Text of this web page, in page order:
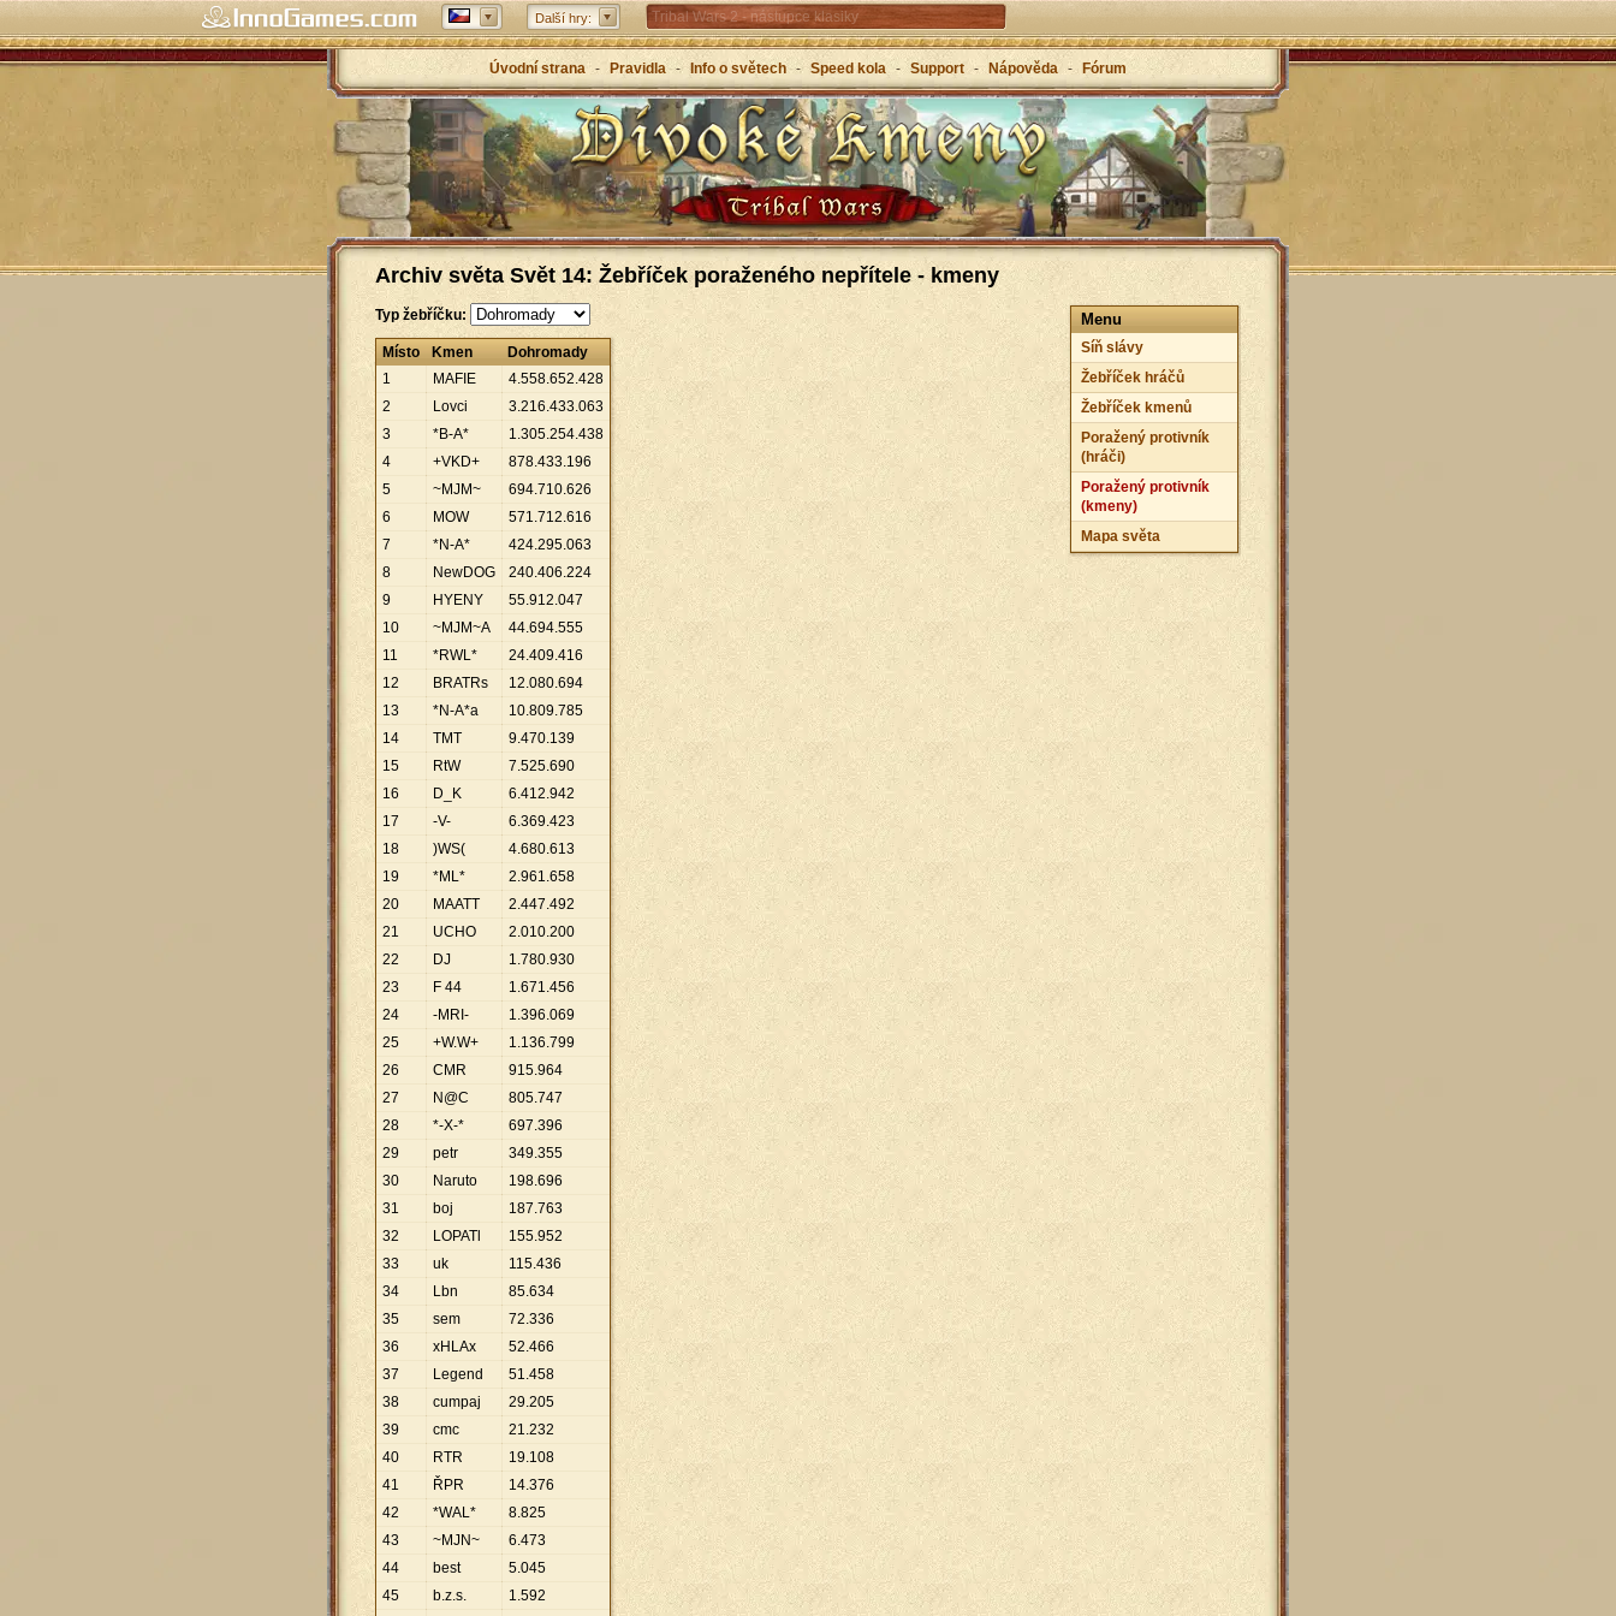
Další hry: Tribal Wars 2 - nástupce klasiky
Forge of Empires – strategicky napříč věky
Grepolis – vybuduj svou říši v antickém Řecku
Úvodní strana - Pravidla - Info o světech - Speed kola - Support - Nápověda - Fórum
Archiv světa Svět 14: Žebříček poraženého nepřítele - kmeny
Menu
Síň slávy
Žebříček hráčů
Žebříček kmenů
Poražený protivník
(hráči)
Poražený protivník
(kmeny)
Mapa světa
Typ žebříčku:
Místo Kmen
Dohromady
1
MAFIE 4.558.652.428
2
Lovci 3.216.433.063
3
*B-A* 1.305.254.438
4
+VKD+ 878.433.196
5
~MJM~ 694.710.626
6
MOW 571.712.616
7
*N-A* 424.295.063
8
NewDOG 240.406.224
9
HYENY 55.912.047
10
~MJM~A 44.694.555
11
*RWL* 24.409.416
12
BRATRs 12.080.694
13
*N-A*a 10.809.785
14
TMT 9.470.139
15
RtW 7.525.690
16
D_K 6.412.942
17
-V- 6.369.423
18
)WS( 4.680.613
19
*ML* 2.961.658
20
MAATT 2.447.492
21
UCHO 2.010.200
22
DJ 1.780.930
23
F 44 1.671.456
24
-MRI- 1.396.069
25
+W.W+ 1.136.799
26
CMR 915.964
27
N@C 805.747
28
*-X-* 697.396
29
petr 349.355
30
Naruto 198.696
31
boj 187.763
32
LOPATl 155.952
33
uk 115.436
34
Lbn 85.634
35
sem 72.336
36
xHLAx 52.466
37
Legend 51.458
38
cumpaj 29.205
39
cmc 21.232
40
RTR 19.108
41
ŘPR 14.376
42
*WAL* 8.825
43
~MJN~ 6.473
44
best 5.045
45
b.z.s. 1.592